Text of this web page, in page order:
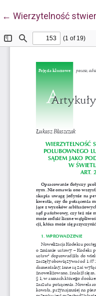
← Wróć do
Wierzytelność